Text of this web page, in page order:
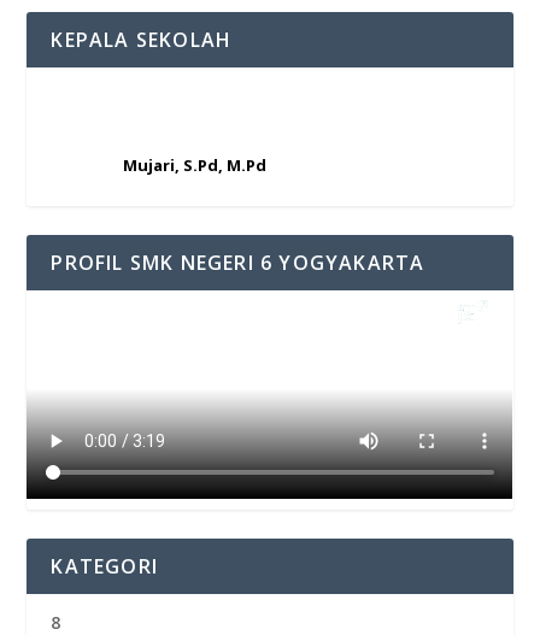
KEPALA SEKOLAH
Mujari, S.Pd, M.Pd
PROFIL SMK NEGERI 6 YOGYAKARTA
KATEGORI
8